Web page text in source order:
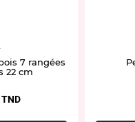
7 rangées
22 cm
TND